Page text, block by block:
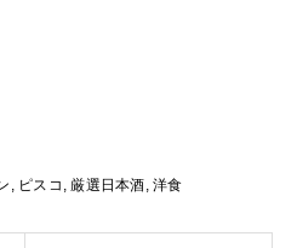
, ピスコ , 厳選日本酒, 洋食